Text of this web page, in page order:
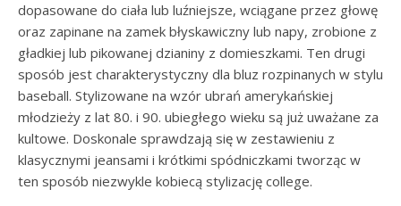
dopasowane do ciała lub luźniejsze, wciągane przez głowę
oraz zapinane na zamek błyskawiczny lub napy, zrobione z
gładkiej lub pikowanej dzianiny z domieszkami. Ten drugi
sposób jest charakterystyczny dla bluz rozpinanych w stylu
baseball. Stylizowane na wzór ubrań amerykańskiej
młodzieży z lat 80. i 90. ubiegłego wieku są już uważane za
kultowe. Doskonale sprawdzają się w zestawieniu z
klasycznymi jeansami i krótkimi spódniczkami tworząc w
ten sposób niezwykle kobiecą stylizację college.